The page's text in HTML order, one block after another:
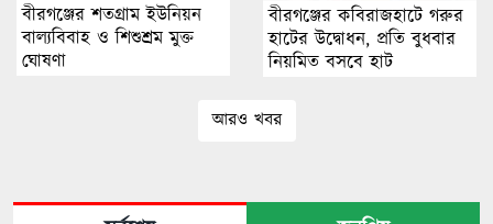
বীরগঞ্জের শতগ্রাম ইউনিয়ন
বাল্যবিবাহ ও শিশুশ্রম মুক্ত
ঘোষণা
বীরগঞ্জের কবিরাজহাটে গরুর
হাটের উদ্বোধন, প্রতি বুধবার
নিয়মিত বসবে হাট
আরও খবর